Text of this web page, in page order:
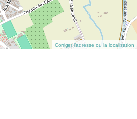
Corriger l’adresse ou la localisation